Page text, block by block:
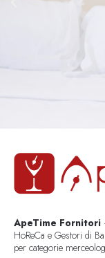
ApeTime Fornitori
HoReCa e Gestori di
per categorie